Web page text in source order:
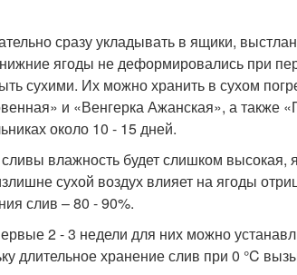
сразу укладывать в ящики,
ягоды не деформировались при
сухими. Их можно хранить в сухом
и «Венгерка Ажанская», а также
около 10 - 15 дней.
влажность будет слишком высокая,
сухой воздух влияет на ягоды
слив – 80 - 90%.
2 - 3 недели для них можно
длительное хранение слив при 0 °C